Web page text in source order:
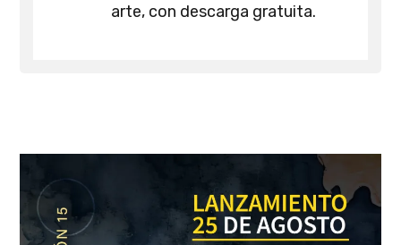
arte, con descarga gratuita.